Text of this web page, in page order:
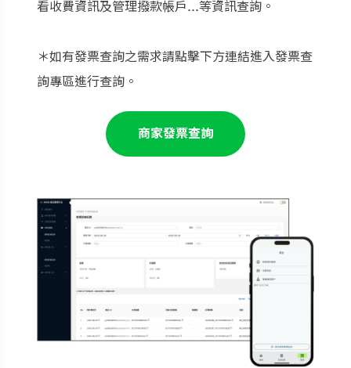
看收費資訊及管理撥款帳戶...等資訊查詢。
＊如有發票查詢之需求請點擊下方連結進入發票查
詢專區進行查詢。